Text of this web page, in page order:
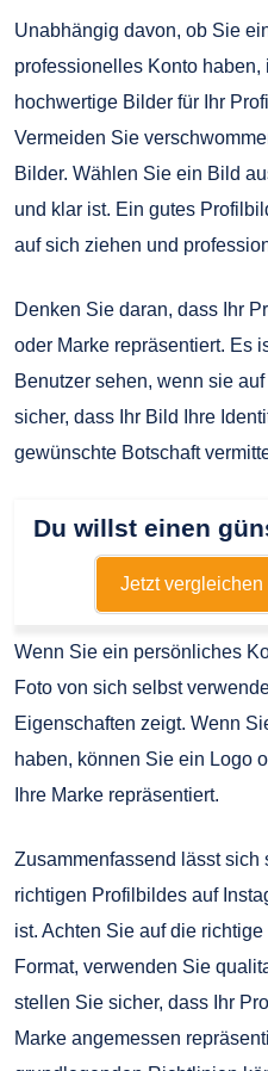
Unabhängig davon, ob Sie
professionelles Konto
hochwertige Bilder für Ihr
Vermeiden Sie
Bilder. Wählen Sie ein Bild
und klar ist. Ein gutes
auf sich ziehen und
Denken Sie daran, dass Ihr
oder Marke repräsentiert. Es
Benutzer sehen, wenn sie
sicher, dass Ihr Bild Ihre
gewünschte Botschaft
Du willst einen
Jetzt
Wenn Sie ein persönliches
Foto von sich selbst
Eigenschaften zeigt. Wenn
haben, können Sie ein Logo
Ihre Marke repräsentiert.
Zusammenfassend lässt
richtigen Profilbildes auf
ist. Achten Sie auf die
Format, verwenden Sie
stellen Sie sicher, dass Ihr
Marke angemessen